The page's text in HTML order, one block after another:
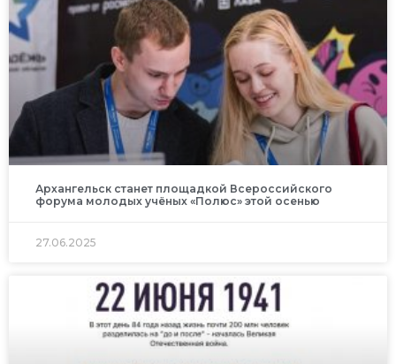
Архангельск станет площадкой Всероссийского
форума молодых учёных «Полюс» этой осенью
27.06.2025